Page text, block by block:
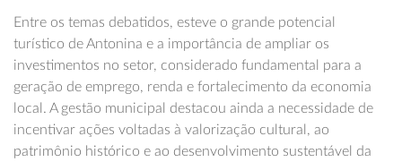
Entre os temas debatidos, esteve o grande potencial
turístico de Antonina e a importância de ampliar os
investimentos no setor, considerado fundamental para a
geração de emprego, renda e fortalecimento da economia
local. A gestão municipal destacou ainda a necessidade de
incentivar ações voltadas à valorização cultural, ao
patrimônio histórico e ao desenvolvimento sustentável da